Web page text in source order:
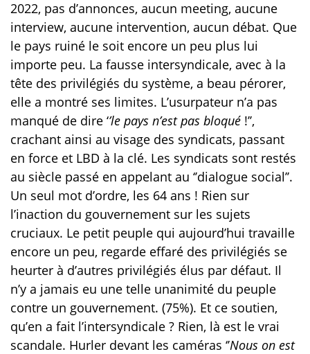
2022, pas d’annonces, aucun meeting, aucune
interview, aucune intervention, aucun débat. Que
le pays ruiné le soit encore un peu plus lui
importe peu. La fausse intersyndicale, avec à la
tête des privilégiés du système, a beau pérorer,
elle a montré ses limites. L’usurpateur n’a pas
manqué de dire ‘’le pays n’est pas bloqué !’’,
crachant ainsi au visage des syndicats, passant
en force et LBD à la clé. Les syndicats sont restés
au siècle passé en appelant au ‘’dialogue social’’.
Un seul mot d’ordre, les 64 ans ! Rien sur
l’inaction du gouvernement sur les sujets
cruciaux. Le petit peuple qui aujourd’hui travaille
encore un peu, regarde effaré des privilégiés se
heurter à d’autres privilégiés élus par défaut. Il
n’y a jamais eu une telle unanimité du peuple
contre un gouvernement. (75%). Et ce soutien,
qu’en a fait l’intersyndicale ? Rien, là est le vrai
scandale. Hurler devant les caméras ‘’Nous on est